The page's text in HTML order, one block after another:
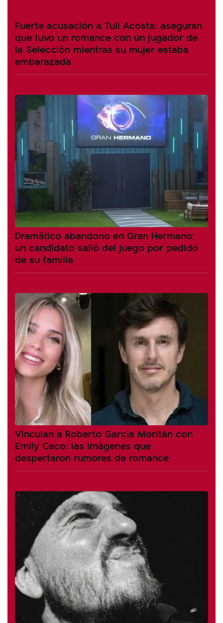
Fuerte acusación a Tuli Acosta: aseguran
que tuvo un romance con un jugador de
la Selección mientras su mujer estaba
embarazada
Dramático abandono en Gran Hermano:
un candidato salió del juego por pedido
de su familia
Vinculan a Roberto García Moritán con
Emily Ceco: las imágenes que
despertaron rumores de romance